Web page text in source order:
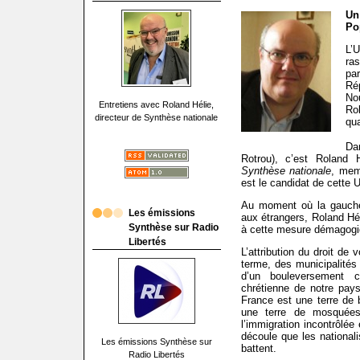
Entretiens avec Roland Hélie,
directeur de Synthèse nationale
Les émissions
Synthèse sur Radio
Libertés
Les émissions Synthèse sur
Radio Libertés
Rotrou), c’est
Synthèse nationale,
est le candidat de cette
Au moment où la
aux étrangers, Roland
à cette mesure
L’attribution du droit de
terme, des
d’un bouleversement
chrétienne de notre
France est une terre de
une terre de
l’immigration
découle que les
battent.